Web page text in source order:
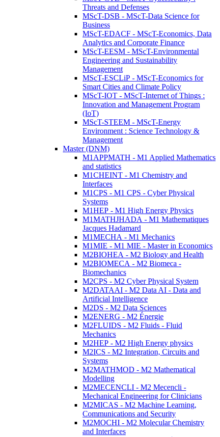
Threats and Defenses
MScT-DSB - MScT-Data Science for
Business
MScT-EDACF - MScT-Economics, Data
Analytics and Corporate Finance
MScT-EESM - MScT-Environmental
Engineering and Sustainability
Management
MScT-ESCLiP - MScT-Economics for
Smart Cities and Climate Policy
MScT-IOT - MScT-Internet of Things :
Innovation and Management Program
(IoT)
MScT-STEEM - MScT-Energy
Environment : Science Technology &
Management
Master (DNM)
M1APPMATH - M1 Applied Mathematics
and statistics
M1CHEINT - M1 Chemistry and
Interfaces
M1CPS - M1 CPS - Cyber Physical
Systems
M1HEP - M1 High Energy Physics
M1MATHJHADA - M1 Mathematiques
Jacques Hadamard
M1MECHA - M1 Mechanics
M1MIE - M1 MIE - Master in Economics
M2BIOHEA - M2 Biology and Health
M2BIOMECA - M2 Biomeca -
Biomechanics
M2CPS - M2 Cyber Physical System
M2DATAAI - M2 Data AI - Data and
Artificial Intelligence
M2DS - M2 Data Sciences
M2ENERG - M2 Énergie
M2FLUIDS - M2 Fluids - Fluid
Mechanics
M2HEP - M2 High Energy physics
M2ICS - M2 Integration, Circuits and
Systems
M2MATHMOD - M2 Mathematical
Modelling
M2MECENCLI - M2 Mecencli -
Mechanical Engineering for Clinicians
M2MICAS - M2 Machine Learning,
Communications and Security
M2MOCHI - M2 Molecular Chemistry
and Interfaces